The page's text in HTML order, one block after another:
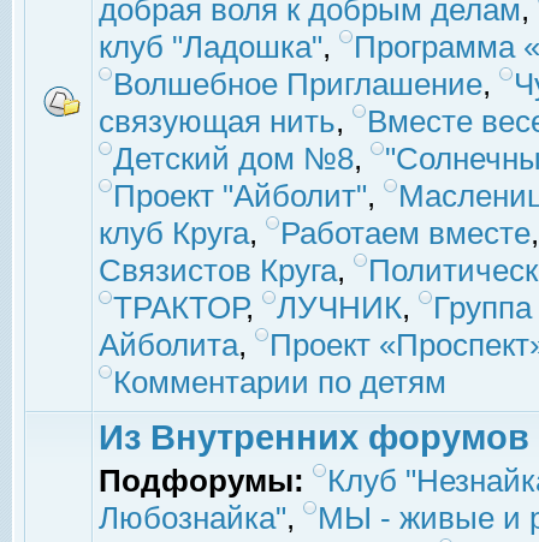
добрая воля к добрым делам,
клуб "Ладошка",
Программа
Волшебное Приглашение,
связующая нить,
Вместе
Детский дом №8,
Проект "Айболит",
клуб Круга, Работаем вместе
Связистов Круга,
ТРАКТОР, ЛУЧНИК,
Айболита,
Проект
Комментарии по детям
Из Внутренних форумов
Подфорумы:
Клуб
Любознайка",
МЫ - живые и